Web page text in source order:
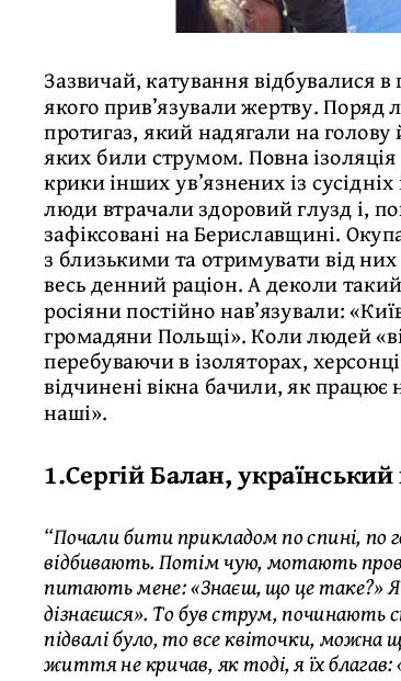
Зазвичай, катування відбувалися в
якого прив’язували жертву.
протигаз, який надягали на
яких били струмом. Повна
крики інших ув’язнених із
люди втрачали здоровий глузд і,
зафіксовані на Бериславщині.
з близькими та отримувати від них
весь денний раціон. А деколи
росіяни постійно нав’язували:
громадяни Польщі». Коли людей
перебуваючи в ізоляторах,
відчинені вікна бачили, як
наші».
1.Сергій Балан,
“Почали бити прикладом по спині, по
відбивають. Потім чую, мотають
питають мене: «Знаєш, що це таке?» Я
дізнаєшся». То був струм,
підвалі було, то все квіточки, можна
життя не кричав, як тоді, я їх